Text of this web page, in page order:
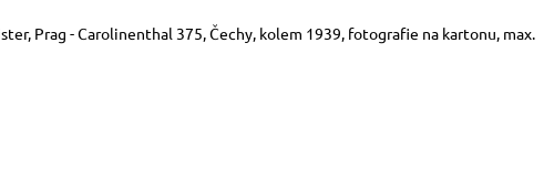
Prag - Carolinenthal 375, Čechy, kolem 1939, fotografie na kartonu, max.